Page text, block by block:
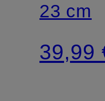
23 cm
39,99